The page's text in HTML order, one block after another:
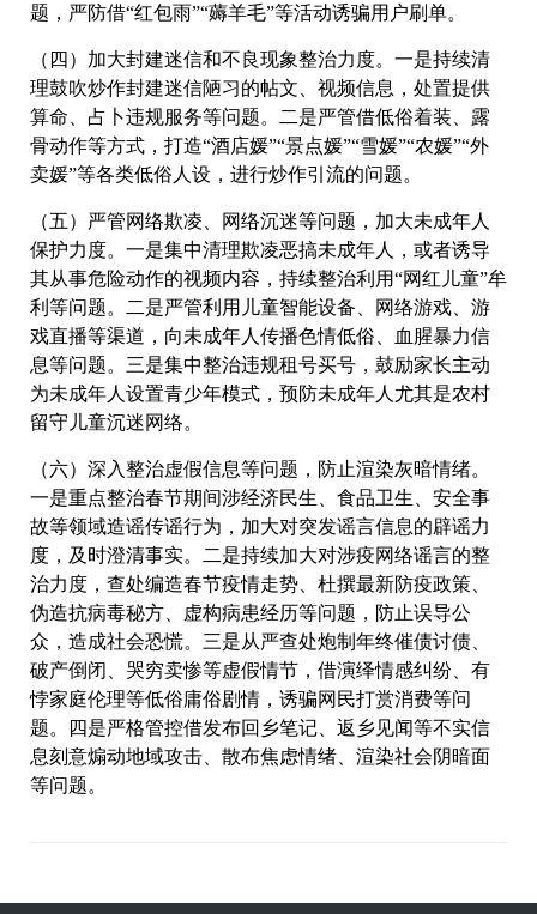
题，严防借“红包雨”“薅羊毛”等活动诱骗用户刷单。
（四）加大封建迷信和不良现象整治力度。一是持续清
理鼓吹炒作封建迷信陋习的帖文、视频信息，处置提供
算命、占卜违规服务等问题。二是严管借低俗着装、露
骨动作等方式，打造“酒店媛”“景点媛”“雪媛”“农媛”“外
卖媛”等各类低俗人设，进行炒作引流的问题。
（五）严管网络欺凌、网络沉迷等问题，加大未成年人
保护力度。一是集中清理欺凌恶搞未成年人，或者诱导
其从事危险动作的视频内容，持续整治利用“网红儿童”牟
利等问题。二是严管利用儿童智能设备、网络游戏、游
戏直播等渠道，向未成年人传播色情低俗、血腥暴力信
息等问题。三是集中整治违规租号买号，鼓励家长主动
为未成年人设置青少年模式，预防未成年人尤其是农村
留守儿童沉迷网络。
（六）深入整治虚假信息等问题，防止渲染灰暗情绪。
一是重点整治春节期间涉经济民生、食品卫生、安全事
故等领域造谣传谣行为，加大对突发谣言信息的辟谣力
度，及时澄清事实。二是持续加大对涉疫网络谣言的整
治力度，查处编造春节疫情走势、杜撰最新防疫政策、
伪造抗病毒秘方、虚构病患经历等问题，防止误导公
众，造成社会恐慌。三是从严查处炮制年终催债讨债、
破产倒闭、哭穷卖惨等虚假情节，借演绎情感纠纷、有
悖家庭伦理等低俗庸俗剧情，诱骗网民打赏消费等问
题。四是严格管控借发布回乡笔记、返乡见闻等不实信
息刻意煽动地域攻击、散布焦虑情绪、渲染社会阴暗面
等问题。